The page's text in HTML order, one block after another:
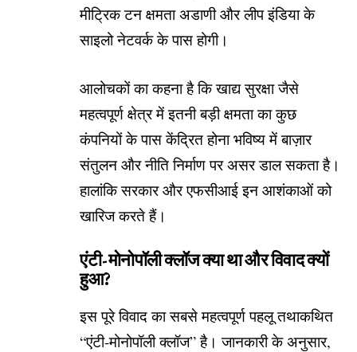
मीट्रिक टन क्षमता अडाणी और लीप इंडिया के
साइलो नेटवर्क के पास होगी।
आलोचकों का कहना है कि खाद्य सुरक्षा जैसे
महत्वपूर्ण क्षेत्र में इतनी बड़ी क्षमता का कुछ
कंपनियों के पास केंद्रित होना भविष्य में बाज़ार
संतुलन और नीति निर्माण पर असर डाल सकता है।
हालांकि सरकार और एफसीआई इन आशंकाओं को
खारिज करते हैं।
एंटी-मोनोपॉली क्लॉज क्या था और विवाद क्यों
हुआ?
इस पूरे विवाद का सबसे महत्वपूर्ण पहलू तथाकथित
“एंटी-मोनोपॉली क्लॉज” है। जानकारी के अनुसार,